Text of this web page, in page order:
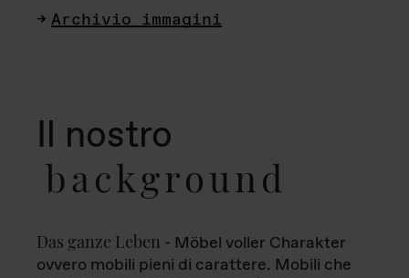
Archivio immagini
Il nostro
background
Das ganze Leben - Möbel voller Charakter
ovvero mobili pieni di carattere. Mobili che